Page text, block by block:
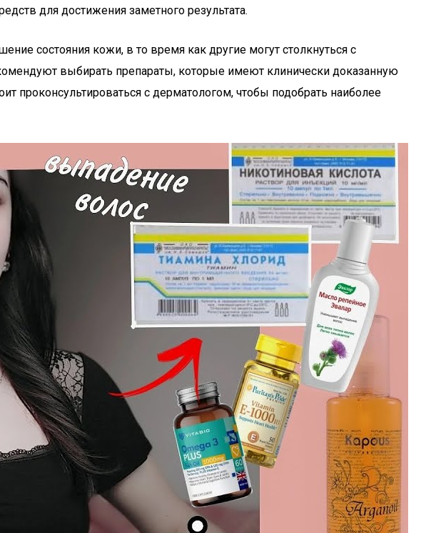
для достижения заметного результата.
состояния кожи, в то время как другие могут столкнуться с
выбирать препараты, которые имеют клинически доказанную
проконсультироваться с дерматологом, чтобы подобрать наиболее